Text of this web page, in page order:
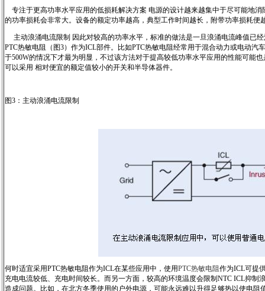
专注于更高功率水平应用的低损耗解决方案 电源的设计越来越集中于尽可能地
的功率损耗会非常大。设备的额定功率越高，典型工作时间越长，附带功率损耗
主动浪涌电流限制 因此对较高的功率水平，标准的做法是一旦浪涌电流峰值已
PTC热敏电阻（图3）作为ICL部件。比如PTC热敏电阻经常用于混合动力或电动
于500W的情况下才最为明显，不过该方法对于提高较低功率水平应用的性能可能
可以采用 相对便宜的额定值较小的开关和半导体器件。
图3：主动浪涌电流限制
何时适宜采用PTC热敏电阻作为ICL在某些应用中，使用PTC热敏电阻 作为ICL可提
充电电流较低、充电时间较长。而另一方面，较高的环境温度会限制NTC ICL抑
造成问题。比如，在北方冬季使用的户外电源，可能永远难以升得足够热以使电